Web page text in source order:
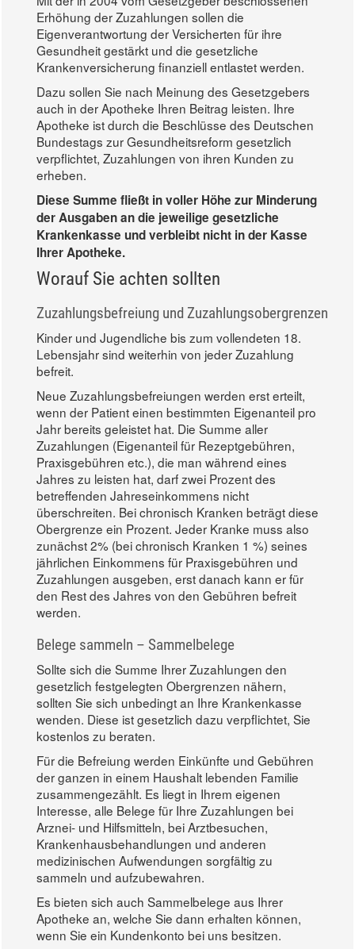
Erhöhung der Zuzahlungen sollen die
Eigenverantwortung der Versicherten für ihre
Gesundheit gestärkt und die gesetzliche
Krankenversicherung finanziell entlastet werden.
Dazu sollen Sie nach Meinung des Gesetzgebers
auch in der Apotheke Ihren Beitrag leisten. Ihre
Apotheke ist durch die Beschlüsse des Deutschen
Bundestags zur Gesundheitsreform gesetzlich
verpflichtet, Zuzahlungen von ihren Kunden zu
erheben.
Diese Summe fließt in voller Höhe zur Minderung
der Ausgaben an die jeweilige gesetzliche
Krankenkasse und verbleibt nicht in der Kasse
Ihrer Apotheke.
Worauf Sie achten sollten
Zuzahlungsbefreiung und Zuzahlungsobergrenzen
Kinder und Jugendliche bis zum vollendeten 18.
Lebensjahr sind weiterhin von jeder Zuzahlung
befreit.
Neue Zuzahlungsbefreiungen werden erst erteilt,
wenn der Patient einen bestimmten Eigenanteil pro
Jahr bereits geleistet hat. Die Summe aller
Zuzahlungen (Eigenanteil für Rezeptgebühren,
Praxisgebühren etc.), die man während eines
Jahres zu leisten hat, darf zwei Prozent des
betreffenden Jahreseinkommens nicht
überschreiten. Bei chronisch Kranken beträgt diese
Obergrenze ein Prozent. Jeder Kranke muss also
zunächst 2% (bei chronisch Kranken 1 %) seines
jährlichen Einkommens für Praxisgebühren und
Zuzahlungen ausgeben, erst danach kann er für
den Rest des Jahres von den Gebühren befreit
werden.
Belege sammeln – Sammelbelege
Sollte sich die Summe Ihrer Zuzahlungen den
gesetzlich festgelegten Obergrenzen nähern,
sollten Sie sich unbedingt an Ihre Krankenkasse
wenden. Diese ist gesetzlich dazu verpflichtet, Sie
kostenlos zu beraten.
Für die Befreiung werden Einkünfte und Gebühren
der ganzen in einem Haushalt lebenden Familie
zusammengezählt. Es liegt in Ihrem eigenen
Interesse, alle Belege für Ihre Zuzahlungen bei
Arznei- und Hilfsmitteln, bei Arztbesuchen,
Krankenhausbehandlungen und anderen
medizinischen Aufwendungen sorgfältig zu
sammeln und aufzubewahren.
Es bieten sich auch Sammelbelege aus Ihrer
Apotheke an, welche Sie dann erhalten können,
wenn Sie ein Kundenkonto bei uns besitzen.